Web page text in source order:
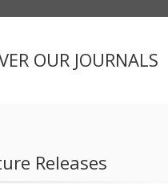
OUR JOURNALS
Releases